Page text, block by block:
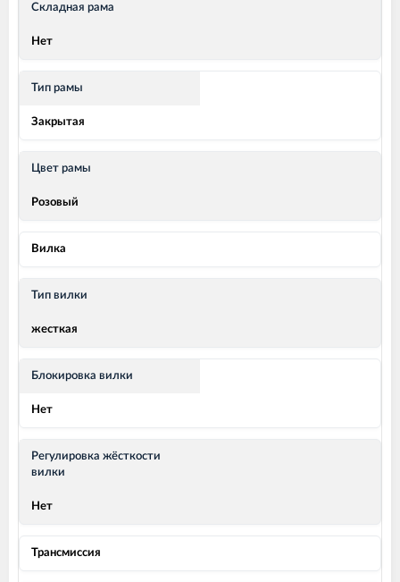
Складная рама
Нет
Тип рамы
Закрытая
Цвет рамы
Розовый
Вилка
Тип вилки
жесткая
Блокировка вилки
Нет
Регулировка жёсткости
вилки
Нет
Трансмиссия